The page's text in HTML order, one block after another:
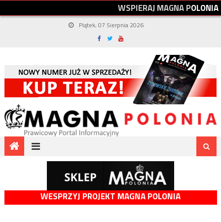
WSPIERAJMAGNAPOLONIA
Piątek, 07 Sierpnia 2026
WESPRZYJ PROJEKT MAGNA POLONIA